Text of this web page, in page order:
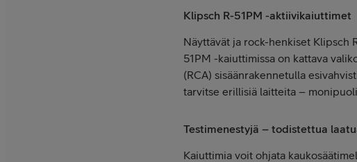
Klipsch R-51PM -aktiivikaiuttimet
Näyttävät ja rock-henkiset Klipsch
51PM -kaiuttimissa on kattava
(RCA) sisäänrakennetulla
tarvitse erillisiä laitteita –
Testimenestyjä – todistettua
Kaiuttimia voit ohjata